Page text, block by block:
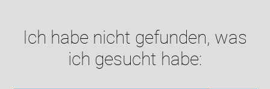
Ich habe nicht gefunden, was
ich gesucht habe: